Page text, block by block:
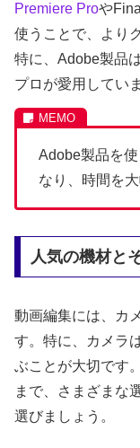
Premiere Proや
使うことで、より
特に、Adobe製品
プロが愛用してい
Adobe製品を
なり、時間を
人気の機材と
動画編集には、カ
す。特に、カメラ
ぶことが大切です
まで、さまざまな
選びましょう。